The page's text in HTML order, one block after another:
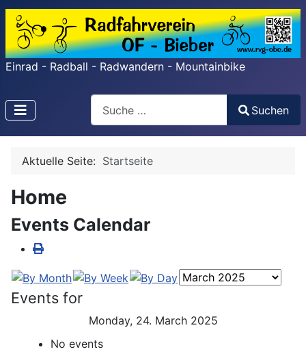
Einrad - Radball - Radwandern - Mountainbike
Search
Type 2 or more characters for results.
Suchen
Aktuelle Seite: Startseite
Home
Events Calendar
Events for
Monday, 24. March 2025
No events